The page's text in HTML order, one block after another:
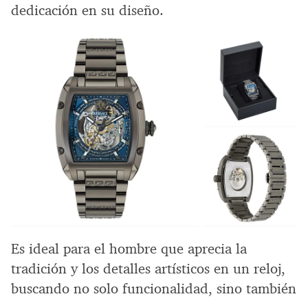
dedicación en su diseño.
Es ideal para el hombre que aprecia la
tradición y los detalles artísticos en un reloj,
buscando no solo funcionalidad, sino también